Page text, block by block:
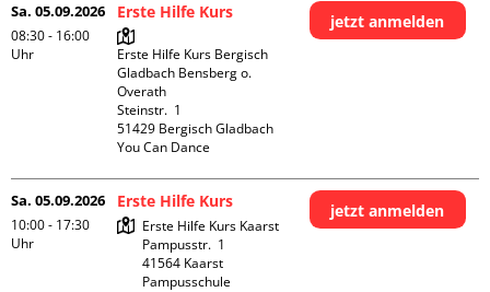
Sa. 05.09.2026
08:30 - 16:00
Uhr
Erste Hilfe Kurs
Erste Hilfe Kurs Bergisch
Gladbach Bensberg o.
Overath
Steinstr.  1
51429 Bergisch Gladbach
You Can Dance
jetzt anmelden
Sa. 05.09.2026
10:00 - 17:30
Uhr
Erste Hilfe Kurs
Erste Hilfe Kurs Kaarst
Pampusstr.  1
41564 Kaarst
Pampusschule
jetzt anmelden